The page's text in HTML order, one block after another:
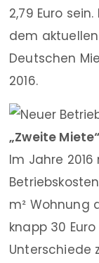
2,79 Euro
dem
Deutschen
2016.
„Zweite Miete“
Im Jahre
m² Wohnung
knapp 30
Unterschiede